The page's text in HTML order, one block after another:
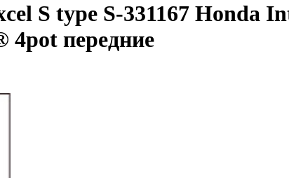
S type S-331167 Honda
4pot передние